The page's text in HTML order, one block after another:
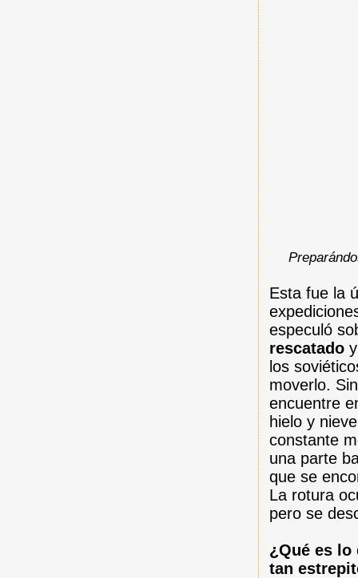
Esta fue la
especuló
rescatado
los
moverlo.
encuentre
hielo y
constante
una parte
que se
La rotura
pero se
¿Qué es lo
tan